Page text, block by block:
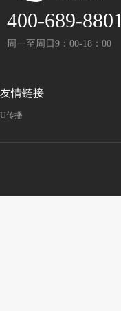
400-689-8801
周一至周日9：00-18：00
友情链接
U传播